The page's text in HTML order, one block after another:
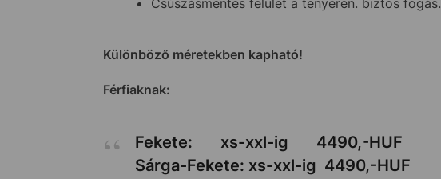
Csúszásmentes felület a tenyéren. biztos fogás.
Különböző méretekben kapható!
Férfiaknak:
Fekete: xs-xxl-ig 4490,-HUF
Sárga-Fekete: xs-xxl-ig 4490,-HUF